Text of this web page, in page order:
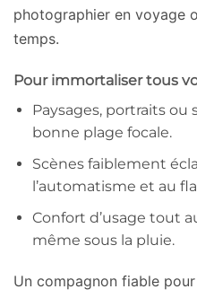
photographier en voyage
temps.
Pour immortaliser tous
Paysages, portraits ou
bonne plage focale.
Scènes faiblement
l’automatisme et au
Confort d’usage tout
même sous la pluie.
Un compagnon fiable